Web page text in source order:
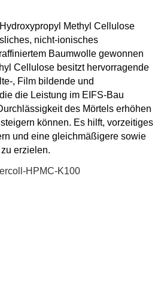
Methyl Cellulose
nicht-ionisches
Baumwolle gewonnen
Cellulose besitzt hervorragende
, Film bildende und
die Leistung im EIFS-Bau
des Mörtels erhöhen
können. Es hilft, vorzeitiges
und eine gleichmäßigere sowie
erzielen.